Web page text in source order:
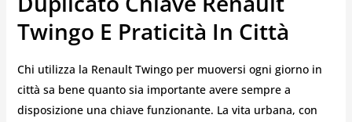
Twingo E Praticità In Città
Chi utilizza la Renault Twingo per muoversi ogni giorno in
città sa bene quanto sia importante avere sempre a
disposizione una chiave funzionante. La vita urbana, con